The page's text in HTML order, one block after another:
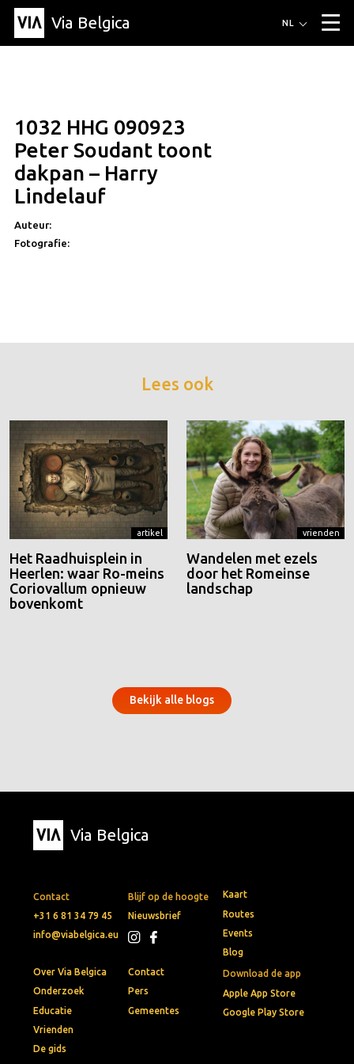
Via Belgica ▼
Artikel
Educatie
Recept
Vrienden
Over Via Belgica
Over Via Belgica
Onderzoek
Educatie
Vrienden
De gids
Organisatie
NL
1032 HHG 090923
Peter Soudant toont
dakpan – Harry
Lindelauf
Auteur:
Fotografie:
Lees ook
artikel
Het Raadhuisplein in
Heerlen: waar Ro-meins
Coriovallum opnieuw
bovenkomt
vrienden
Wandelen met ezels
door het Romeinse
landschap
Bekijk alle blogs
Via Belgica
Contact
+31 6 81 34 79 45
info@viabelgica.eu
Blijf op de hoogte
Nieuwsbrief
Download de app
Apple App Store
Google Play Store
Kaart
Routes
Events
Blog
Over Via Belgica
Onderzoek
Educatie
Vrienden
De gids
Contact
Pers
Gemeentes